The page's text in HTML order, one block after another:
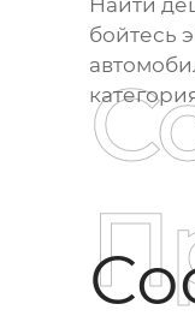
Найти
бойтесь